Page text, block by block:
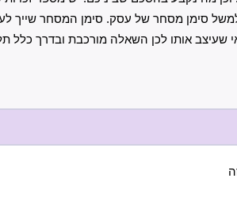
סימן מסחר של עסק. סימן המסחר שייך
שעיצב אותו לכן השאלה מורכבת ובדרך